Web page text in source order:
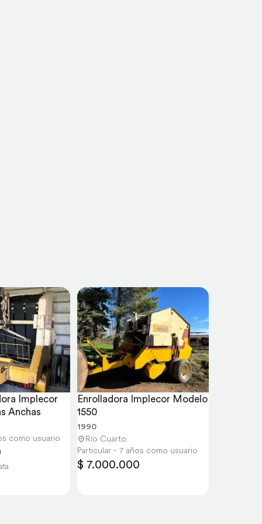
Implecor
Anchas
como usuario
Enrolladora Implecor Modelo
1550
1990
Río Cuarto
Particular - 7 años como usuario
$ 7.000.000